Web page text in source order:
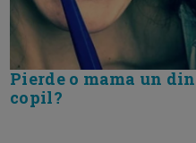
Pierde o mama un
copil?